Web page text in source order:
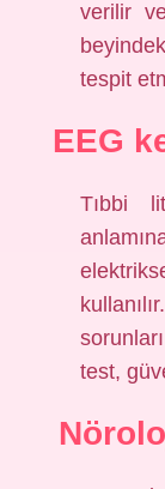
verilir
tespit
EEG
Tıbbi
test,